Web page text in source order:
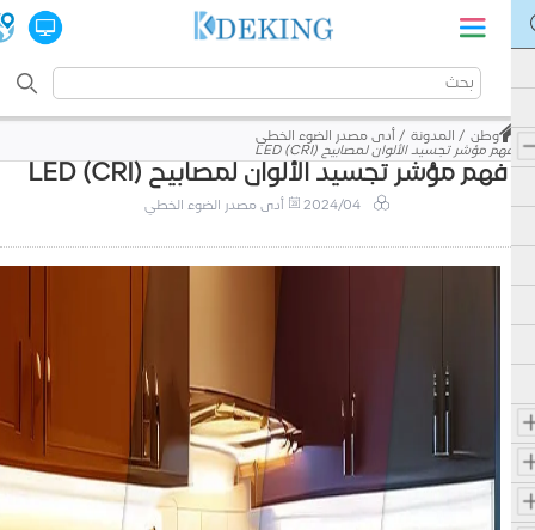
وطن المدونة
أدى مصدر الضوء الخطي
فهم مؤشر تجسيد الألوان لمصابيح LED (CRI)
فهم مؤشر تجسيد الألوان لمصابيح LED (CRI)
2024/04 أدى مصدر الضوء الخطي